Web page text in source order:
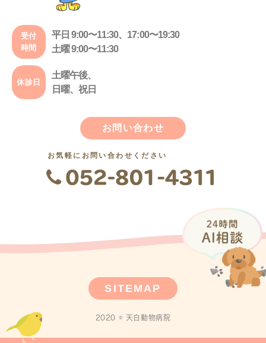
受付
時間
平日 9:00〜11:30、17:00〜19:30
土曜 9:00〜11:30
休診日
土曜午後、
日曜、祝日
お問い合わせ
お気軽にお問い合わせください
SITEMAP
2020 © 天白動物病院